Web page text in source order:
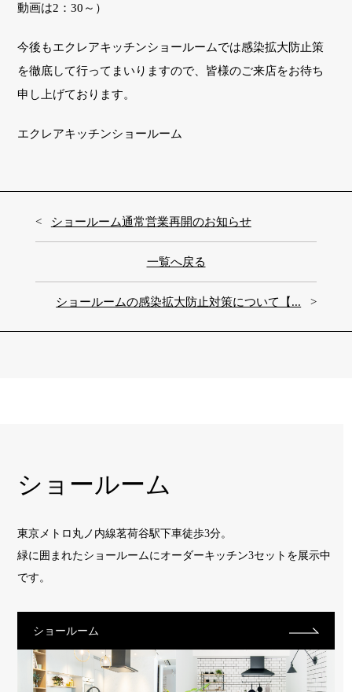
動画は2：30～）
今後もエクレアキッチンショールームでは感染拡大防止策
を徹底して行ってまいりますので、皆様のご来店をお待ち
申し上げております。
エクレアキッチンショールーム
ショールーム通常営業再開のお知らせ
一覧へ戻る
ショールームの感染拡大防止対策について【...
ショールーム
東京メトロ丸ノ内線茗荷谷駅下車徒歩3分。
緑に囲まれたショールームにオーダーキッチン3セットを展示中
です。
ショールーム